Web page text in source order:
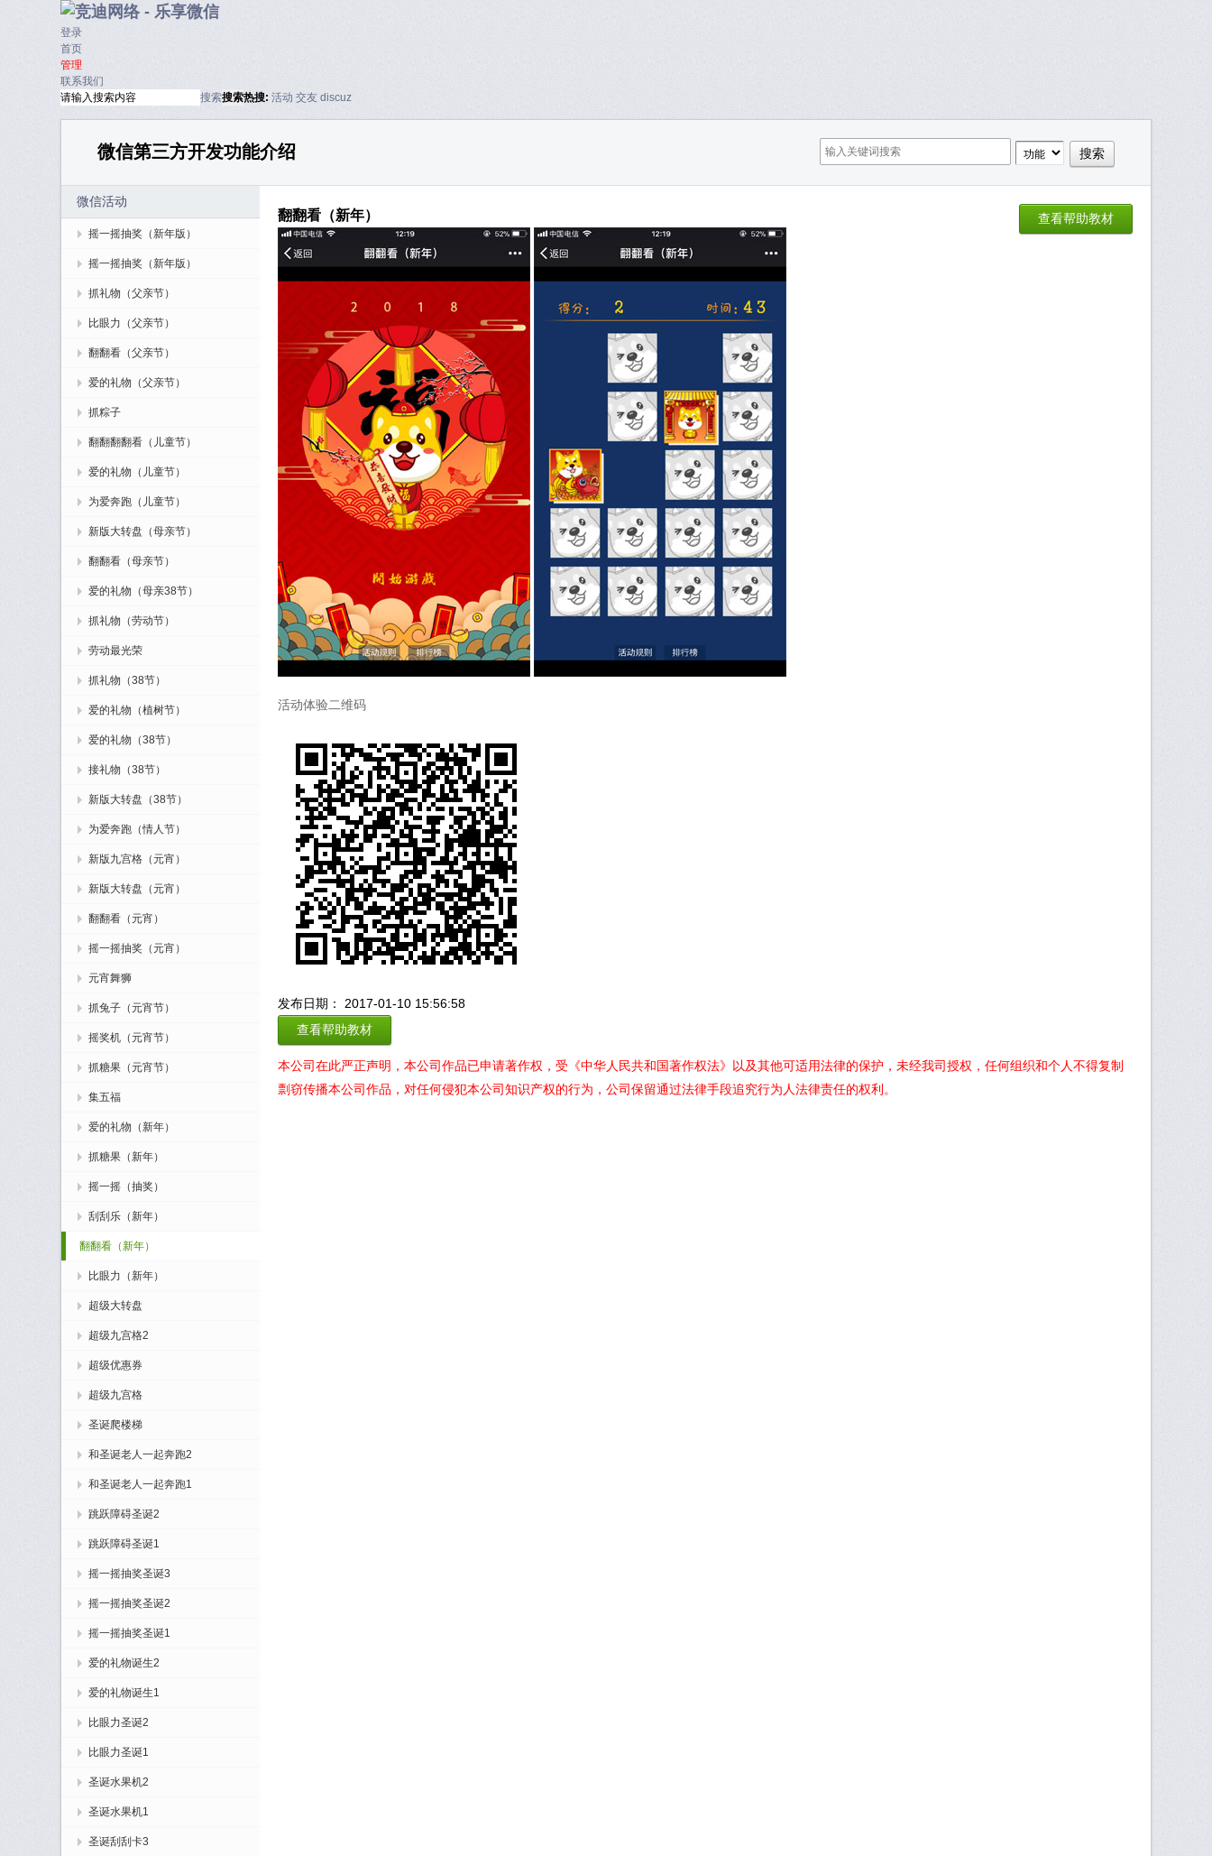
登录
首页
管理
联系我们
搜索搜索热搜: 活动 交友 discuz
微信第三方开发功能介绍
微信活动
摇一摇抽奖（新年版）
摇一摇抽奖（新年版）
抓礼物（父亲节）
比眼力（父亲节）
翻翻看（父亲节）
爱的礼物（父亲节）
抓粽子
翻翻翻翻看（儿童节）
爱的礼物（儿童节）
为爱奔跑（儿童节）
新版大转盘（母亲节）
翻翻看（母亲节）
爱的礼物（母亲38节）
抓礼物（劳动节）
劳动最光荣
抓礼物（38节）
爱的礼物（植树节）
爱的礼物（38节）
接礼物（38节）
新版大转盘（38节）
为爱奔跑（情人节）
新版九宫格（元宵）
新版大转盘（元宵）
翻翻看（元宵）
摇一摇抽奖（元宵）
元宵舞狮
抓兔子（元宵节）
摇奖机（元宵节）
抓糖果（元宵节）
集五福
爱的礼物（新年）
抓糖果（新年）
摇一摇（抽奖）
刮刮乐（新年）
翻翻看（新年）
比眼力（新年）
超级大转盘
超级九宫格2
超级优惠券
超级九宫格
圣诞爬楼梯
和圣诞老人一起奔跑2
和圣诞老人一起奔跑1
跳跃障碍圣诞2
跳跃障碍圣诞1
摇一摇抽奖圣诞3
摇一摇抽奖圣诞2
摇一摇抽奖圣诞1
爱的礼物诞生2
爱的礼物诞生1
比眼力圣诞2
比眼力圣诞1
圣诞水果机2
圣诞水果机1
圣诞刮刮卡3
查看帮助教材
翻翻看（新年）
活动体验二维码
发布日期： 2017-01-10 15:56:58
查看帮助教材
本公司在此严正声明，本公司作品已申请著作权，受《中华人民共和国著作权法》以及其他可适用法律的保护，未经我司授权，任何组织和个人不得复制
剽窃传播本公司作品，对任何侵犯本公司知识产权的行为，公司保留通过法律手段追究行为人法律责任的权利。